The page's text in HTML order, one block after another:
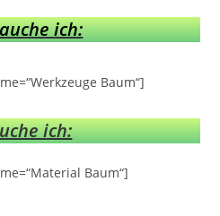
ich:
Baum“]
ich:
Baum“]